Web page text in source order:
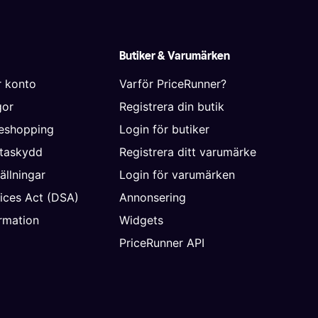
konto
Act (DSA)
Butiker & Varumärken
Varför PriceRunner?
Registrera din butik
Login för butiker
Registrera ditt varumärke
Login för varumärken
Annonsering
Widgets
PriceRunner API